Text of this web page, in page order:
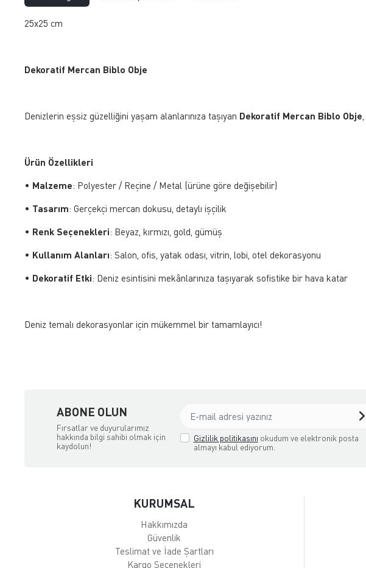
25x25 cm
Dekoratif Mercan Biblo Obje
Denizlerin eşsiz güzelliğini yaşam alanlarınıza taşıyan Dekoratif Mercan Biblo Obje
Ürün Özellikleri
• Malzeme: Polyester / Reçine / Metal (ürüne göre değişebilir)
• Tasarım: Gerçekçi mercan dokusu, detaylı işçilik
• Renk Seçenekleri: Beyaz, kırmızı, gold, gümüş
• Kullanım Alanları: Salon, ofis, yatak odası, vitrin, lobi, otel dekorasyonu
• Dekoratif Etki: Deniz esintisini mekânlarınıza taşıyarak sofistike bir hava katar
Deniz temalı dekorasyonlar için mükemmel bir tamamlayıcı!
ABONE OLUN
Fırsatlar ve duyurularımız
hakkında bilgi sahibi olmak için
kaydolun!
Gizlilik politikasını okudum ve elektronik posta
almayı kabul ediyorum.
KURUMSAL
Hakkımızda
Güvenlik
Teslimat ve İade Şartları
Kargo Seçenekleri